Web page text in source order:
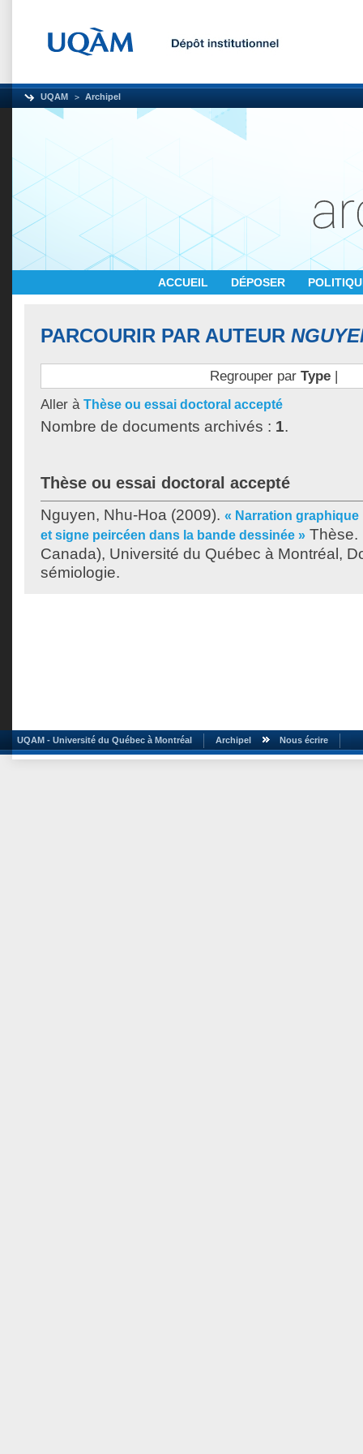
UQAM Archipel
ACCUEIL DÉPOSER
PARCOURIR PAR AUTEUR
Regrouper par Type|
Aller à Thèse ou essai doctoral accepté
Nombre de documents archivés : 1.
Thèse ou essai doctoral accepté
Nguyen, Nhu-Hoa (2009). « Narration
et signe peircéen dans la bande dessinée » Thèse.
Canada), Université du Québec à Montréal,
sémiologie.
UQAM - Université du Québec à Montréal Archipel Nous écrire